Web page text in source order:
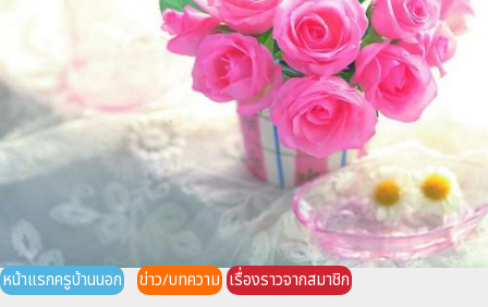
หน้าแรกครูบ้านนอก ข่าว/บทความ เรื่องราวจากสมาชิก